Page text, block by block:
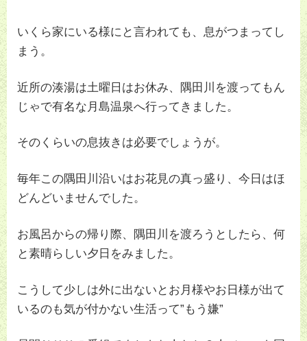
いくら家にいる様にと言われても、息がつまってし
まう。
近所の湊湯は土曜日はお休み、隅田川を渡ってもん
じゃで有名な月島温泉へ行ってきました。
そのくらいの息抜きは必要でしょうが。
毎年この隅田川沿いはお花見の真っ盛り、今日はほ
どんどいませんでした。
お風呂からの帰り際、隅田川を渡ろうとしたら、何
と素晴らしい夕日をみました。
こうして少しは外に出ないとお月様やお日様が出て
いるのも気が付かない生活って”もう嫌”